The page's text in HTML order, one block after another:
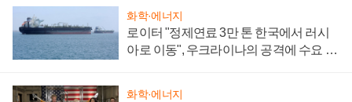
화학·에너지
로이터 "정제연료 3만 톤 한국에서 러시
아로 이동", 우크라이나의 공격에 수요 늘
화학·에너지